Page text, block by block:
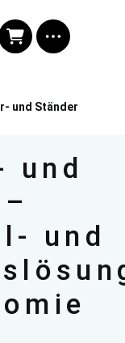
und Ständer
und
und